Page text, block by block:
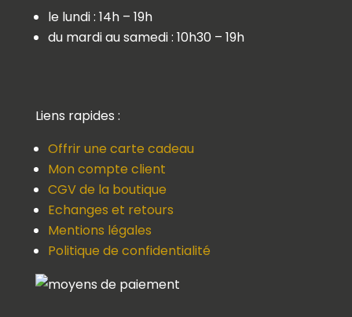
le lundi : 14h – 19h
du mardi au samedi : 10h30 – 19h
Liens rapides :
Offrir une carte cadeau
Mon compte client
CGV de la boutique
Echanges et retours
Mentions légales
Politique de confidentialité